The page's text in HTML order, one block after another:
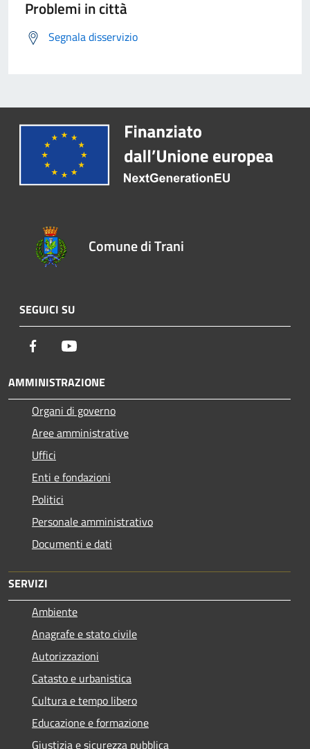
Problemi in città
Segnala disservizio
Comune di Trani
SEGUICI SU
Facebook
AMMINISTRAZIONE
Organi di governo
Aree amministrative
Uffici
Enti e fondazioni
Politici
Personale amministrativo
Documenti e dati
SERVIZI
Ambiente
Anagrafe e stato civile
Autorizzazioni
Catasto e urbanistica
Cultura e tempo libero
Educazione e formazione
Giustizia e sicurezza pubblica